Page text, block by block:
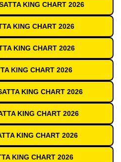
KING CHART 2026
KING CHART 2026
KING CHART 2026
KING CHART 2026
KING CHART 2026
KING CHART 2026
KING CHART 2026
KING CHART 2026